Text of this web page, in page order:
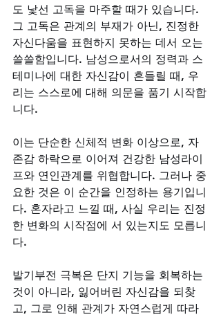
도 낯선 고독을 마주할 때가 있습니다.
그 고독은 관계의 부재가 아닌, 진정한
자신다움을 표현하지 못하는 데서 오는
쓸쓸함입니다. 남성으로서의 정력과 스
테미나에 대한 자신감이 흔들릴 때, 우
리는 스스로에 대해 의문을 품기 시작합
니다.
이는 단순한 신체적 변화 이상으로, 자
존감 하락으로 이어져 건강한 남성라이
프와 연인관계를 위협합니다. 그러나 중
요한 것은 이 순간을 인정하는 용기입니
다. 혼자라고 느낄 때, 사실 우리는 진정
한 변화의 시작점에 서 있는지도 모릅니
다.
발기부전 극복은 단지 기능을 회복하는
것이 아니라, 잃어버린 자신감을 되찾
고, 그로 인해 관계가 자연스럽게 따라